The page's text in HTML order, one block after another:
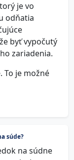
je vo
odňatia
byť vypočutý
zariadenia.
To je možné
súde?
na súdne